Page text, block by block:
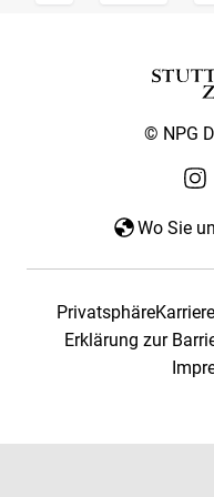
© NPG
Wo Sie
PrivatsphäreKarriere
Erklärung zur